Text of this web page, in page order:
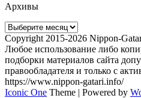
Архивы
Архивы
Copyright 2015-2026 Nippon-
Любое использование либо
подборки материалов сайта
правообладателя и только с
https://www.nippon-gatari.info/
Iconic One Theme | Powered by